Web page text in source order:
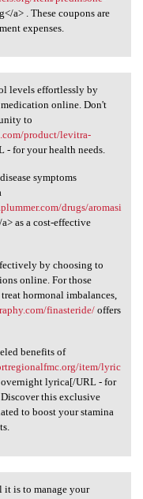
a> . These coupons are
expenses.
levels effortlessly by
online. Don't
to
product/levitra-
for your health needs.
symptoms
drugs/aromasi
as a cost-effective
by choosing to
online. For those
hormonal imbalances,
finasteride/offers
benefits of
item/lyric
lyrica[/URL - for
this exclusive
to boost your stamina
it is to manage your